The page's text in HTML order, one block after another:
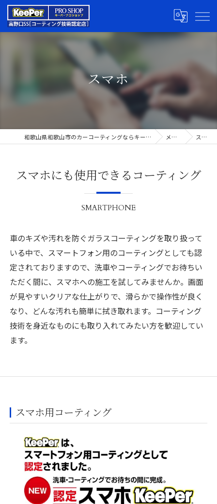
スマホ
和歌山県和歌山市のカーコーティングならキーパープロショップ高野口SS メニュー スマホ
スマホにも使用できるコーティング
SMARTPHONE
車のキズや汚れを防ぐガラスコーティングを取り扱って
いる中で、スマートフォン用のコーティングとしても認
定されておりますので、洗車やコーティングでお待ちい
ただく間に、スマホへの施工を試してみませんか。画面
が見やすいクリアな仕上がりで、滑らかで操作性が良く
なり、どんな汚れも簡単に拭き取れます。コーティング
技術を身近なものにも取り入れてみたい方を歓迎してい
ます。
スマホ用コーティング